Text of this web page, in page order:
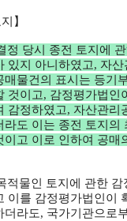
】
정 당시 종전 토지에
있지 아니하였고, 자
매물건의 표시는 등기
것이고, 감정평가법
감정하였고, 자산관리
라도 이는 종전 토지의
이고 이로 인하여 공매
적물인 토지에 관한
이를 감정평가법인이
더라도, 국가기관으로